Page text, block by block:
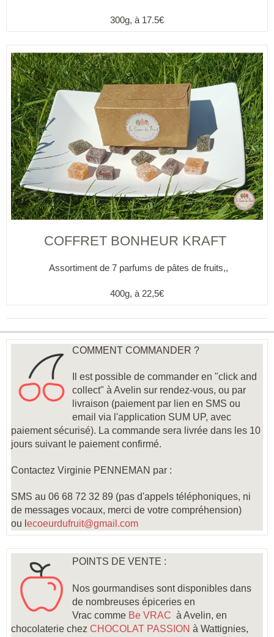
300g, à 17.5€
COFFRET BONHEUR KRAFT
Assortiment de 7 parfums de pâtes de fruits,,
400g, à 22,5€
COMMENT COMMANDER ?
Il est possible de commander en "click and
collect" à Avelin sur rendez-vous, ou par
livraison (paiement par lien en SMS ou
email via l'application SUM UP, avec
paiement sécurisé). La commande sera livrée dans les 10
jours suivant le paiement confirmé.
Contactez Virginie PENNEMAN par :
SMS au 06 68 72 32 89 (pas d'appels téléphoniques, ni
de messages vocaux, merci de votre compréhension)
ou l ecoeurdufruit@gmail.com
POINTS DE VENTE :
Nos gourmandises sont disponibles dans
de nombreuses épiceries en
Vrac comme Be VRAC à Avelin, en
chocolaterie chez CHOCOLAT PASSION à Wattignies,